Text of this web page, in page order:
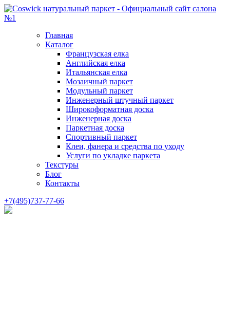
Главная
Каталог
Французская елка
Английская елка
Итальянская елка
Мозаичный паркет
Модульный паркет
Инженерный штучный паркет
Широкоформатная доска
Инженерная доска
Паркетная доска
Спортивный паркет
Клеи, фанера и средства по уходу
Услуги по укладке паркета
Текстуры
Блог
Контакты
+7(495)737-77-66